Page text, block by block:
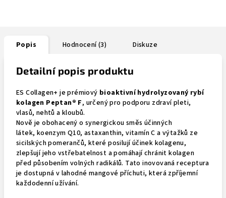
Popis Hodnocení (3) Diskuze
Detailní popis produktu
ES Collagen+ je prémiový bioaktivní hydrolyzovaný rybí
kolagen Peptan® F, určený pro podporu zdraví pleti,
vlasů, nehtů a kloubů.
Nově je obohacený o synergickou směs účinných
látek, koenzym Q10, astaxanthin, vitamín C a výtažků ze
sicilských pomerančů, které posilují účinek kolagenu,
zlepšují jeho vstřebatelnost a pomáhají chránit kolagen
před působením volných radikálů. Tato inovovaná receptura
je dostupná v lahodné mangové příchuti, která zpříjemní
každodenní užívání.